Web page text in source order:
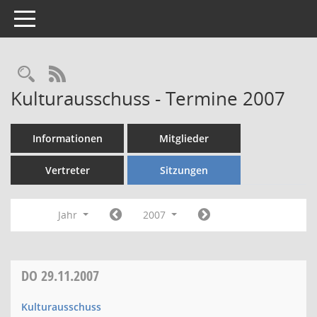
Toggle navigation
Rechercheauswahl
RSS-Feed
Kulturausschuss - Termine 2007
Informationen Mitglieder
Vertreter Sitzungen
Jahr 2007
DO 29.11.2007
Kulturausschuss